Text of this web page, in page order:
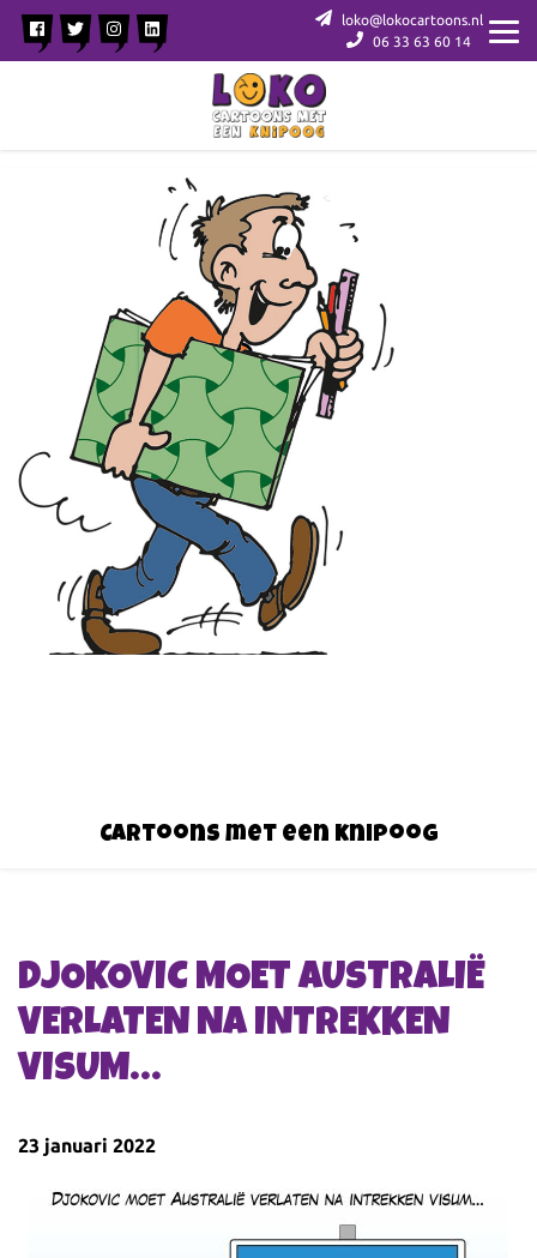
loko@lokocartoons.nl
06 33 63 60 14
Cartoons met een knipoog
DJOKOVIC MOET AUSTRALIË
VERLATEN NA INTREKKEN
VISUM…
23 januari 2022